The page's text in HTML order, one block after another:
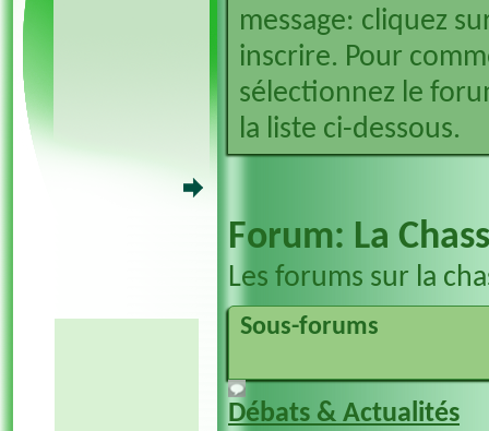
message: cliquez
inscrire. Pour
sélectionnez le
la liste ci-dessous.
Forum: La
Les forums sur la
Sous-forums
Débats & Actualités